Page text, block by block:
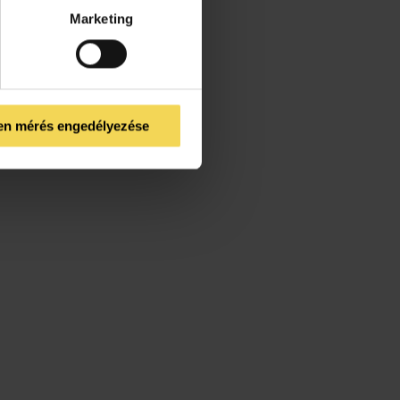
Marketing
mérés engedélyezése